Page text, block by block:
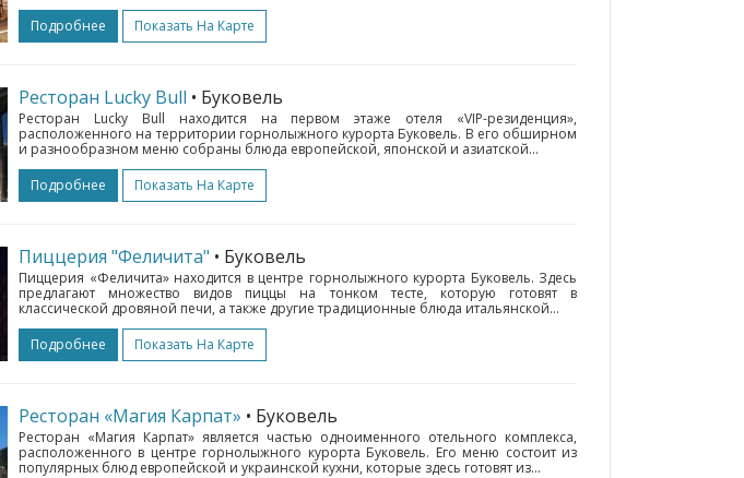
Подробнее
Показать На Карте
Ресторан Lucky Bull • Буковель
Ресторан Lucky Bull находится на первом этаже отеля «VIP-резиденция»,
расположенного на территории горнолыжного курорта Буковель. В его обширном
и разнообразном меню собраны блюда европейской, японской и азиатской...
Подробнее
Показать На Карте
Пиццерия "Феличита" • Буковель
Пиццерия «Феличита» находится в центре горнолыжного курорта Буковель. Здесь
предлагают множество видов пиццы на тонком тесте, которую готовят в
классической дровяной печи, а также другие традиционные блюда итальянской...
Подробнее
Показать На Карте
Ресторан «Магия Карпат» • Буковель
Ресторан «Магия Карпат» является частью одноименного отельного комплекса,
расположенного в центре горнолыжного курорта Буковель. Его меню состоит из
популярных блюд европейской и украинской кухни, которые здесь готовят из...